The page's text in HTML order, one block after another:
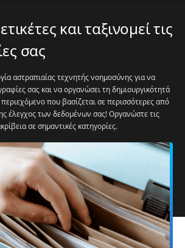
και ταξινομεί τις
σας
αστραπιαίας τεχνητής νοημοσύνης για να
σας και να οργανώσει τη δημιουργικότητά
που βασίζεται σε περισσότερες από
έλεγχος των δεδομένων σας! Οργανώστε τις
σε σημαντικές κατηγορίες.